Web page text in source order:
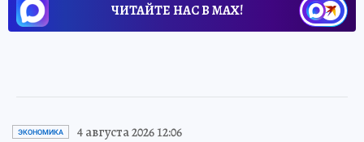
ЧИТАЙТЕ НАС В МАХ!
ЭКОНОМИКА 4 августа 2026 12:06